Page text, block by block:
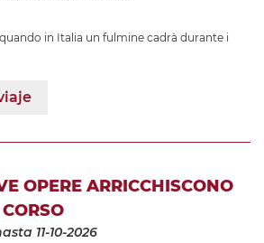
in Italia un fulmine cadrà durante i
OPERE ARRICCHISCONO
11-10-2026